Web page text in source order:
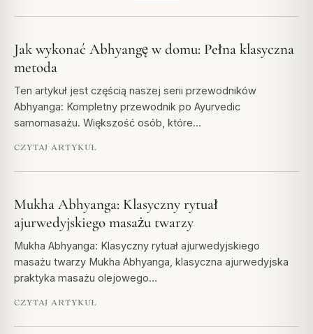
Jak wykonać Abhyangę w domu: Pełna klasyczna
metoda
Ten artykuł jest częścią naszej serii przewodników
Abhyanga: Kompletny przewodnik po Ayurvedic
samomasażu. Większość osób, które…
CZYTAJ ARTYKUŁ
Mukha Abhyanga: Klasyczny rytuał
ajurwedyjskiego masażu twarzy
Mukha Abhyanga: Klasyczny rytuał ajurwedyjskiego
masażu twarzy Mukha Abhyanga, klasyczna ajurwedyjska
praktyka masażu olejowego…
CZYTAJ ARTYKUŁ